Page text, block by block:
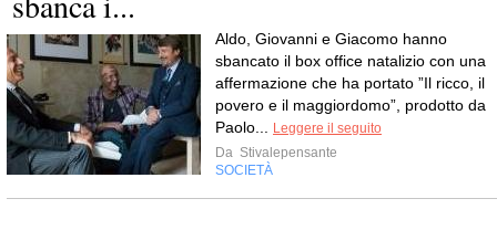
Aldo, Giovanni e Giacomo hanno
sbancato il box office natalizio con una
affermazione che ha portato ”Il ricco, il
povero e il maggiordomo”, prodotto da
Paolo...
Leggere il seguito
Da Stivalepensante
SOCIETÀ